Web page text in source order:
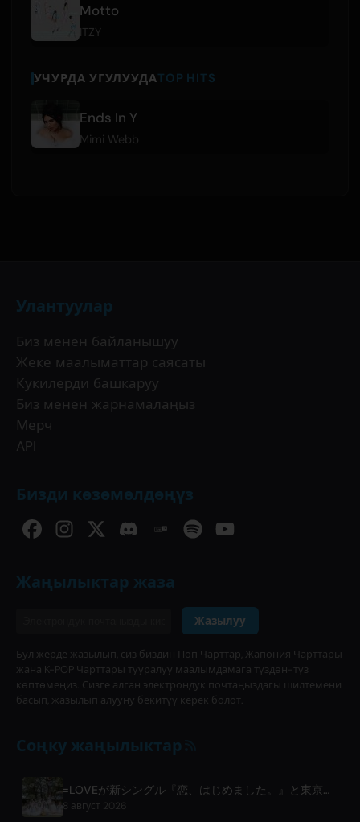
Motto
ITZY
УЧУРДА УГУЛУУДАTOP HITS
Ends In Y
Mimi Webb
Улантуулар
Биз менен байланышуу
Жеке маалыматтар саясаты
Кукилерди башкаруу
Биз менен жарнамалаңыз
Мерч
API
Бизди көзөмөлдөңүз
Жаңылыктар жаза
Жазылуу
Бул жерде жазылып, сиз биздин Поп Чарттар, Жапония Чарттары
жана K-POP Чарттары тууралуу маалымдамага түздөн-түз
көптөмеңиз. Сизге алган электрондук почтаңыздагы шилтемени
басып, жазылып алууну бекитүү керек болот.
Соңку жаңылыктар
=LOVEが新シングル『恋、はじめました。』と東京ドーム公演を発表
8 август 2026